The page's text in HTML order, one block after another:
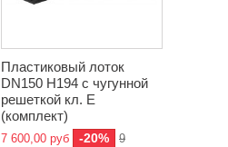
Пластиковый лоток
DN150 H194 с чугунной
решеткой кл. Е
(комплект)
7 600,00 руб -20%
9